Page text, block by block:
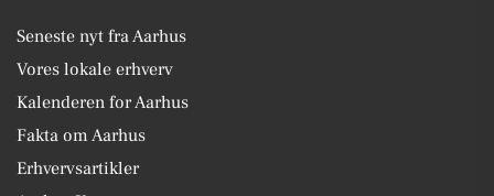
Seneste nyt fra Aarhus
Vores lokale erhverv
Kalenderen for Aarhus
Fakta om Aarhus
Erhvervsartikler